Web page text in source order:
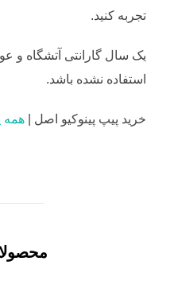
تجربه کنید.
یک سال گارانتی آتشگاه و
استفاده نشده باشد.
خرید پیپ پینوکیو اصل | همه